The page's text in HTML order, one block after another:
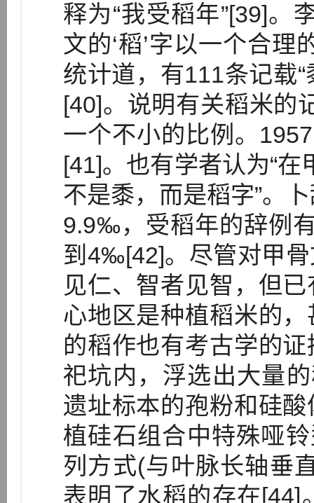
释为“我受稻年”[39]。
文的‘稻’字以一个合理
统计道，有111条记载“
[40]。说明有关稻米的
一个不小的比例。
[41]。也有学者认为“在
不是黍，而是稻字”。
9.9‰，受稻年的辞例
到4‰[42]。尽管对甲
见仁、智者见智，但
心地区是种植稻米的
的稻作也有考古学的
祀坑内，浮选出大量
遗址标本的孢粉和硅
植硅石组合中特殊哑
列方式(与叶脉长轴垂
表明了水稻的存在[44]